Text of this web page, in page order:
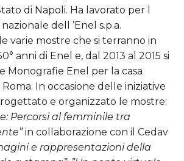
di Napoli. Ha lavorato per l
dell ’Enel s.p.a.
varie mostre che si terranno in
anni di Enel e, dal 2013 al 2015 si
Monografie Enel per la casa
Roma. In occasione delle iniziative
e organizzato le mostre:
Percorsi al femminile tra
in collaborazione con il Cedav
e rappresentazioni della